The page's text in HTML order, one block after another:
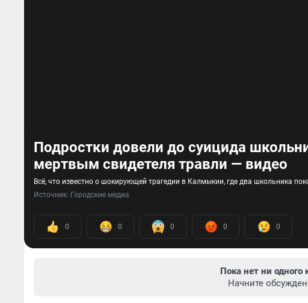
Подростки довели до суицида
мертвым свидетеля травли — видео
Всё, что известно о шокирующей трагедии в Калмыкии, где два школьника
Источник: Городские медиа
0 0 0 0 0
Пока нет ни одного
Начните